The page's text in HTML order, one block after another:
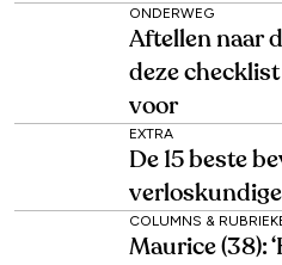
ONDERWEG
Aftellen naar
deze
voor
EXTRA
De 15 beste
COLUMNS &
Maurice (38):